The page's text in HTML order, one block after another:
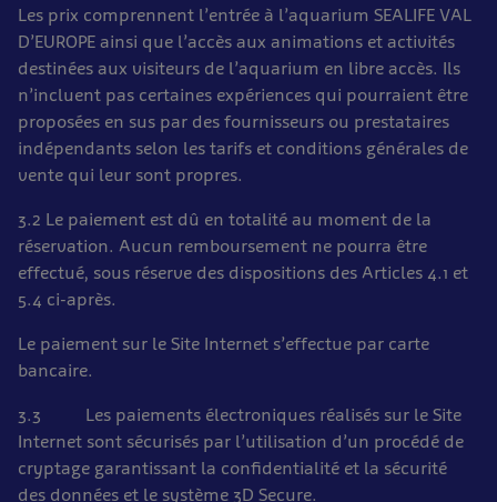
Les prix comprennent l’entrée à l’aquarium SEALIFE VAL
D’EUROPE ainsi que l’accès aux animations et activités
destinées aux visiteurs de l’aquarium en libre accès. Ils
n’incluent pas certaines expériences qui pourraient être
proposées en sus par des fournisseurs ou prestataires
indépendants selon les tarifs et conditions générales de
vente qui leur sont propres.
3.2 Le paiement est dû en totalité au moment de la
réservation. Aucun remboursement ne pourra être
effectué, sous réserve des dispositions des Articles 4.1 et
5.4 ci-après.
Le paiement sur le Site Internet s’effectue par carte
bancaire.
3.3 Les paiements électroniques réalisés sur le Site
Internet sont sécurisés par l’utilisation d’un procédé de
cryptage garantissant la confidentialité et la sécurité
des données et le système 3D Secure.